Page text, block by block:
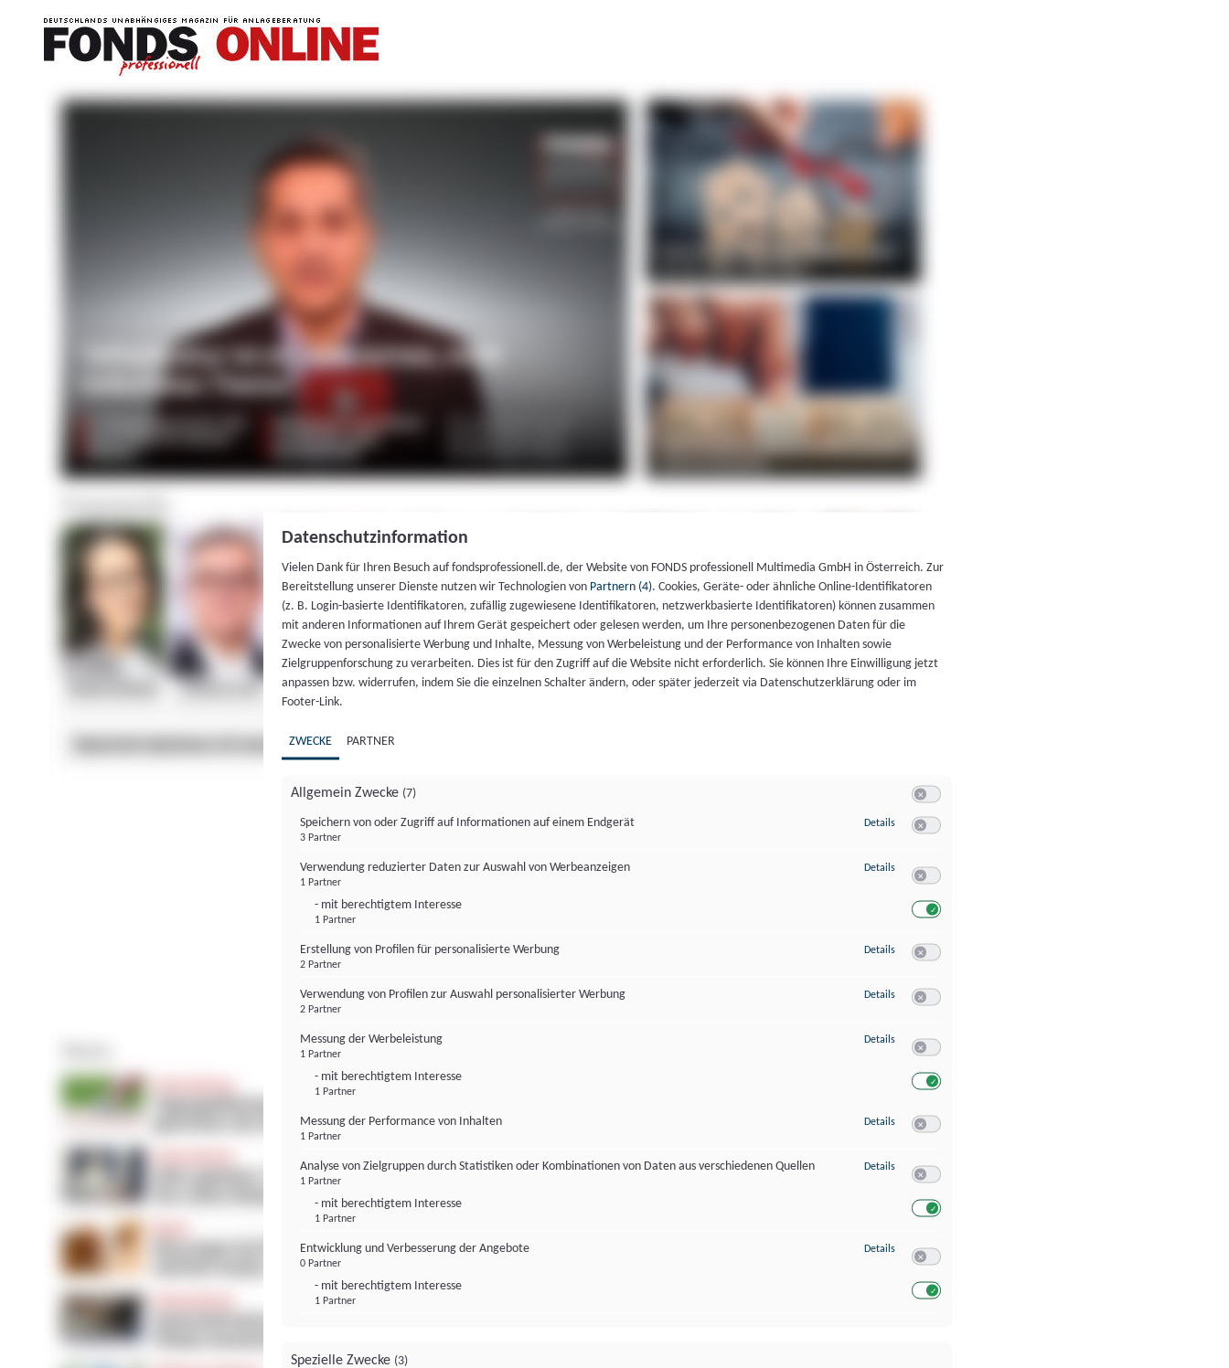
Datenschutzinformation
Vielen Dank für Ihren Besuch auf fondsprofessionell.de, der Website von FONDS professionell Multimedia GmbH in Österreich. Zur
Bereitstellung unserer Dienste nutzen wir Technologien von Partnern (4). Cookies, Geräte- oder ähnliche Online-Identifikatoren
(z. B. Login-basierte Identifikatoren, zufällig zugewiesene Identifikatoren, netzwerkbasierte Identifikatoren) können zusammen
mit anderen Informationen auf Ihrem Gerät gespeichert oder gelesen werden, um Ihre personenbezogenen Daten für die
Zwecke von personalisierte Werbung und Inhalte, Messung von Werbeleistung und der Performance von Inhalten sowie
Zielgruppenforschung zu verarbeiten. Dies ist für den Zugriff auf die Website nicht erforderlich. Sie können Ihre Einwilligung jetzt
anpassen bzw. widerrufen, indem Sie die einzelnen Schalter ändern, oder später jederzeit via Datenschutzerklärung oder im
Footer-Link.
ZWECKE PARTNER
Allgemein Zwecke (7)
Speichern von oder Zugriff auf Informationen auf einem Endgerät
3 Partner
Details zu Speichern von oder Zugriff auf Informationen auf einem Endgerät
Verwendung reduzierter Daten zur Auswahl von Werbeanzeigen
1 Partner
- mit berechtigtem Interesse
1 Partner
Details zu Verwendung reduzierter Daten zur Auswahl von Werbeanzeigen
Erstellung von Profilen für personalisierte Werbung
2 Partner
Details zu Erstellung von Profilen für personalisierte Werbung
Verwendung von Profilen zur Auswahl personalisierter Werbung
2 Partner
Details zu Verwendung von Profilen zur Auswahl personalisierter Werbung
Messung der Werbeleistung
1 Partner
- mit berechtigtem Interesse
1 Partner
Details zu Messung der Werbeleistung
Messung der Performance von Inhalten
1 Partner
Details zu Messung der Performance von Inhalten
Analyse von Zielgruppen durch Statistiken oder Kombinationen von Daten aus verschiedenen Quellen
1 Partner
- mit berechtigtem Interesse
1 Partner
Details zu Analyse von Zielgruppen durch Statistiken oder Kombinationen von
Entwicklung und Verbesserung der Angebote
0 Partner
- mit berechtigtem Interesse
1 Partner
Details zu Entwicklung und Verbesserung der Angebote
Spezielle Zwecke (3)